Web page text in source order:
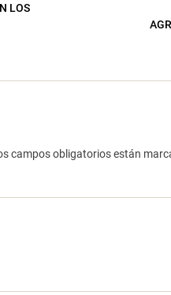
LOS
campos obligatorios están